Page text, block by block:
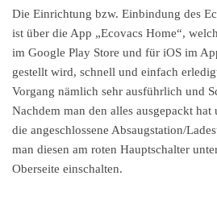
Die Einrichtung bzw. Einbindung des
ist über die App „Ecovacs Home“,
im Google Play Store und für iOS im
gestellt wird, schnell und einfach
Vorgang nämlich sehr ausführlich und
Nachdem man den alles ausgepackt
die angeschlossene Absaugstation/
man diesen am roten Hauptschalter
Oberseite einschalten.